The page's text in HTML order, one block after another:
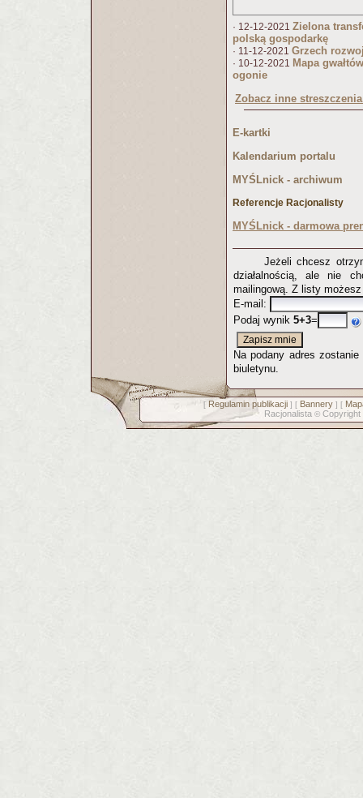
· 12-12-2021 Zielona
polską gospodarkę
· 11-12-2021 Grzech
· 10-12-2021 Mapa
ogonie
Zobacz inne
E-kartki
Kalendarium portalu
MYŚLnick - archiwum
Referencje Racjonalisty
MYŚLnick - darmowa
Jeżeli chcesz
działalnością, ale nie
mailingową. Z listy
E-mail:
Podaj wynik 5+3=
Na podany adres
biuletynu.
[ Regulamin publikacji] [ Bannery] [
Racjonalista © Copyright